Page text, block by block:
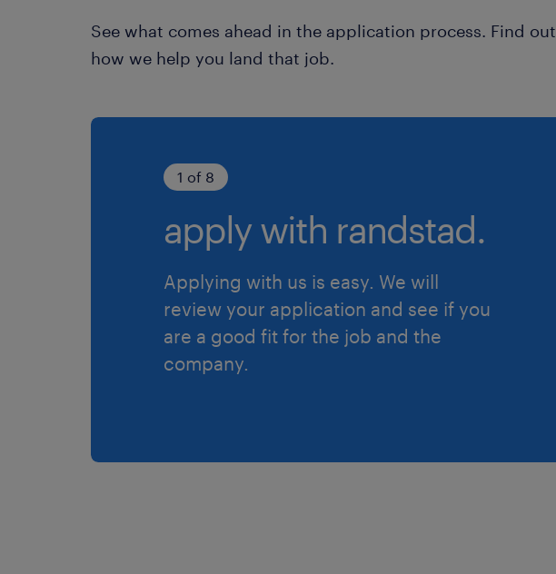
See what comes ahead in the application process. Find out
how we help you land that job.
1 of 8
apply with randstad.
Applying with us is easy. We will
review your application and see if you
are a good fit for the job and the
company.